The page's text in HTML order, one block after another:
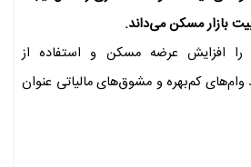
بازار مسکن می‌داند.
را افزایش عرضه مسکن و استفاده از
کم‌بهره و مشوق‌های مالیاتی عنوان